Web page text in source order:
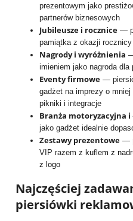
prezentowym jako
partnerów biznesowych
Jubileusze i rocznice —
pamiątka z okazji rocznicy
Nagrody i wyróżnienia
imieniem jako nagroda dla
Eventy firmowe —
gadżet na imprezy o
pikniki i integracje
Branża motoryzacyjna
jako gadżet idealnie
Zestawy prezentowe —
VIP razem z kuflem z
z logo
Najczęściej
piersiówki